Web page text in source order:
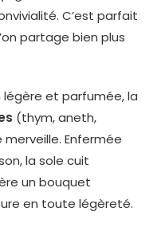
C’est parfait
partage bien plus
légère et parfumée, la
(thym, aneth,
Enfermée
la sole cuit
un bouquet
en toute légèreté.